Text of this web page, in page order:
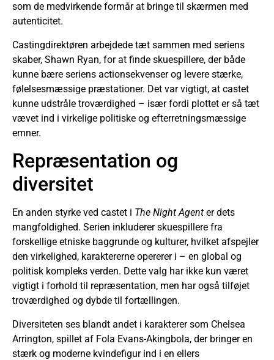
som de medvirkende formår at bringe til skærmen med
autenticitet.
Castingdirektøren arbejdede tæt sammen med seriens
skaber, Shawn Ryan, for at finde skuespillere, der både
kunne bære seriens actionsekvenser og levere stærke,
følelsesmæssige præstationer. Det var vigtigt, at castet
kunne udstråle troværdighed – især fordi plottet er så tæt
vævet ind i virkelige politiske og efterretningsmæssige
emner.
Repræsentation og
diversitet
En anden styrke ved castet i The Night Agent er dets
mangfoldighed. Serien inkluderer skuespillere fra
forskellige etniske baggrunde og kulturer, hvilket afspejler
den virkelighed, karaktererne opererer i – en global og
politisk kompleks verden. Dette valg har ikke kun været
vigtigt i forhold til repræsentation, men har også tilføjet
troværdighed og dybde til fortællingen.
Diversiteten ses blandt andet i karakterer som Chelsea
Arrington, spillet af Fola Evans-Akingbola, der bringer en
stærk og moderne kvindefigur ind i en ellers